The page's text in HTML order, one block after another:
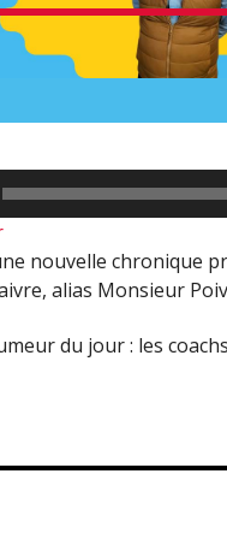
nouvelle chronique
alias Monsieur
du jour : les